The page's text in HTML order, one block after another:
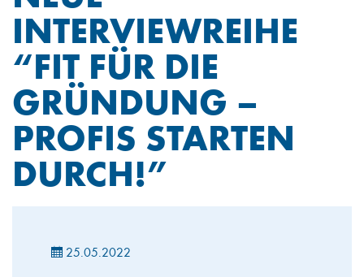
INTERVIEWREIHE
“FIT FÜR DIE
GRÜNDUNG –
PROFIS STARTEN
DURCH!”
25.05.2022